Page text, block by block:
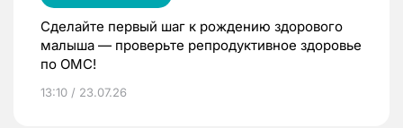
Сделайте первый шаг к рождению здорового
малыша — проверьте репродуктивное здоровье
по ОМС!
13:10 / 23.07.26